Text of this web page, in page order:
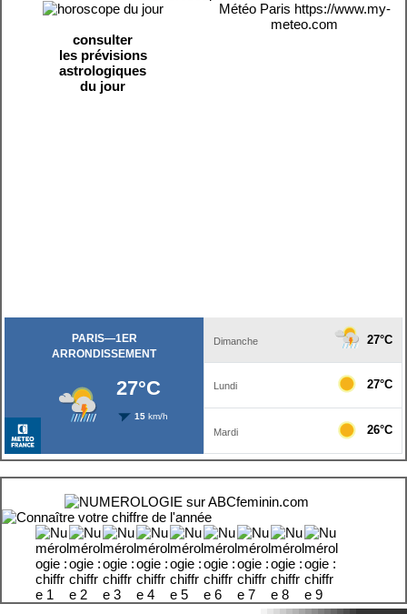
consulter
les prévisions
astrologiques
du jour
Météo Paris https://www.my-
meteo.com